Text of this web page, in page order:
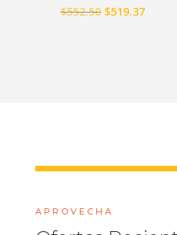
$552.50 El
$519.37El
APROVECHA